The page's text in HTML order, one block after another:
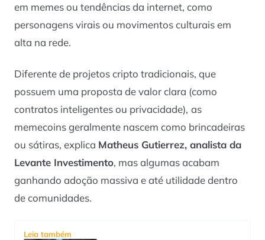
em memes ou tendências da internet, como
personagens virais ou movimentos culturais em
alta na rede.
Diferente de projetos cripto tradicionais, que
possuem uma proposta de valor clara (como
contratos inteligentes ou privacidade), as
memecoins geralmente nascem como brincadeiras
ou sátiras, explica Matheus Gutierrez, analista da
Levante Investimento, mas algumas acabam
ganhando adoção massiva e até utilidade dentro
de comunidades.
Leia também